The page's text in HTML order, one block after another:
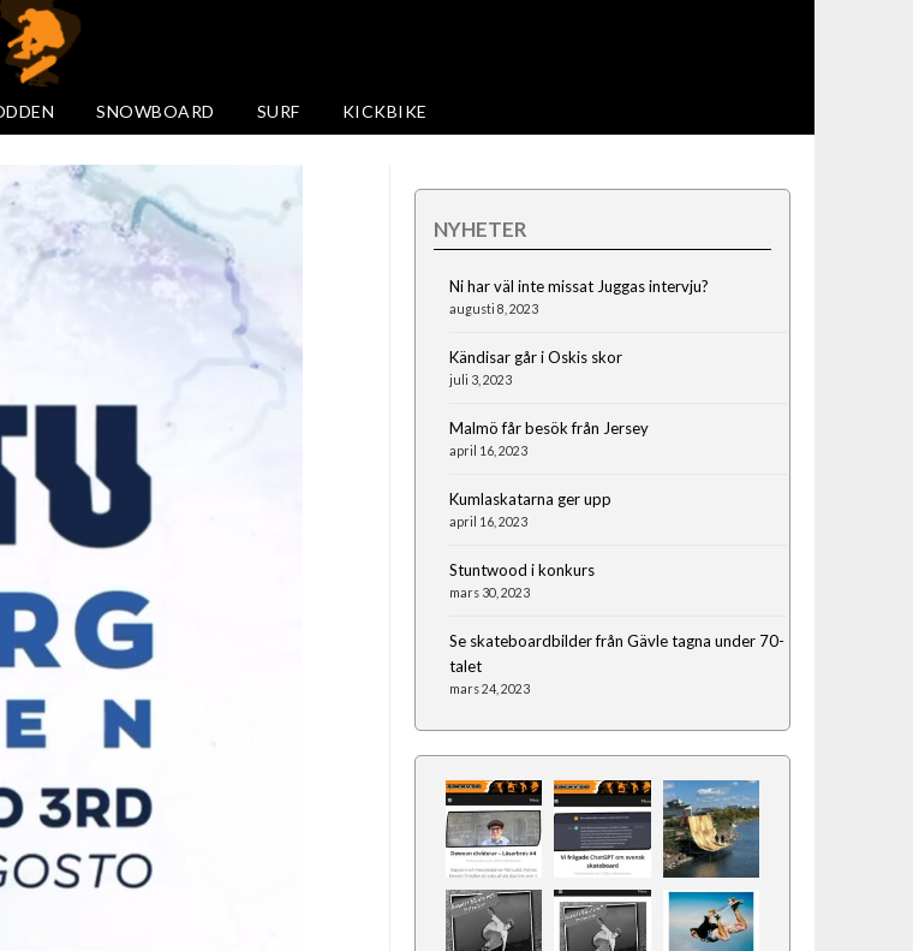
SNOWBOARD SURF KICKBIKE
NYHETER
Ni har väl inte missat Juggas intervju?
augusti 8, 2023
Kändisar går i Oskis skor
juli 3, 2023
Malmö får besök från Jersey
april 16, 2023
Kumlaskatarna ger upp
april 16, 2023
Stuntwood i konkurs
mars 30, 2023
Se skateboardbilder från Gävle tagna under 70-
talet
mars 24, 2023